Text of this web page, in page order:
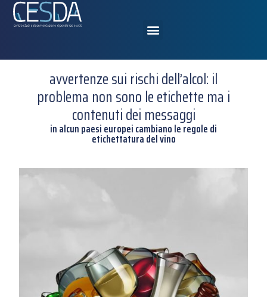
avvertenze sui rischi dell’alcol: il
problema non sono le etichette ma i
contenuti dei messaggi
in alcun paesi europei cambiano le regole di
etichettatura del vino